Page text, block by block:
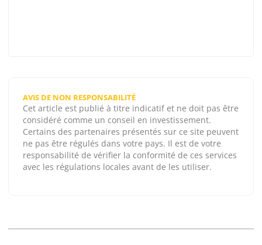
AVIS DE NON RESPONSABILITÉ
Cet article est publié à titre indicatif et ne doit pas être
considéré comme un conseil en investissement.
Certains des partenaires présentés sur ce site peuvent
ne pas être régulés dans votre pays. Il est de votre
responsabilité de vérifier la conformité de ces services
avec les régulations locales avant de les utiliser.